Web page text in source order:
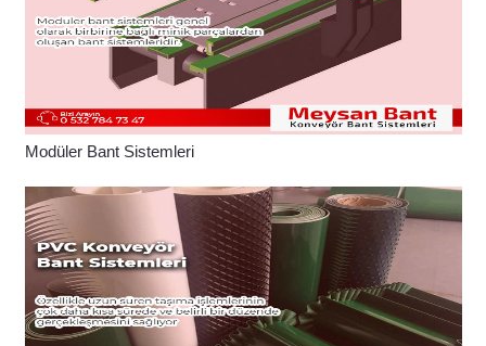
Modüler Bant Sistemleri